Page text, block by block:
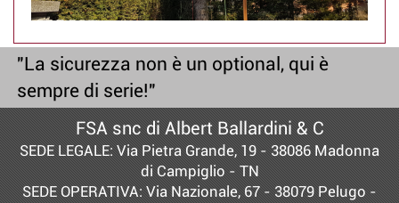
"La sicurezza non è un optional, qui è
sempre di serie!"
FSA snc di Albert Ballardini & C
SEDE LEGALE: Via Pietra Grande, 19 - 38086 Madonna
di Campiglio - TN
SEDE OPERATIVA: Via Nazionale, 67 - 38079 Pelugo -